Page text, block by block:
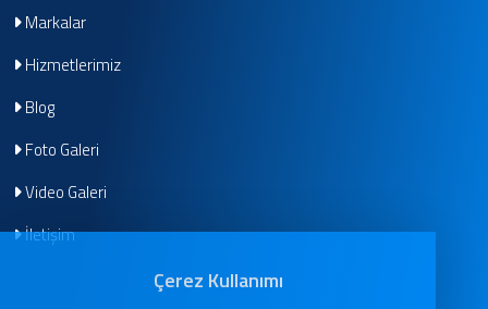
Markalar
Hizmetlerimiz
Blog
Foto Galeri
Video Galeri
İletişim
Çerez Kullanımı